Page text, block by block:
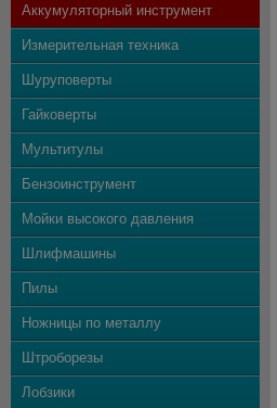
Аккумуляторный инструмент
Измерительная техника
Шуруповерты
Гайковерты
Мультитулы
Бензоинструмент
Мойки высокого давления
Шлифмашины
Пилы
Ножницы по металлу
Штроборезы
Лобзики